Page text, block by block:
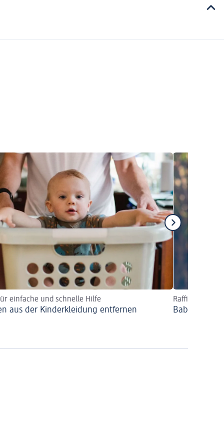
für einfache und schnelle Hilfe
aus der Kinderkleidung entfernen
Raffinierte